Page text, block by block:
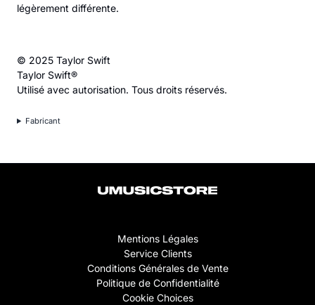
légèrement différente.
© 2025 Taylor Swift
Taylor Swift®
Utilisé avec autorisation. Tous droits réservés.
Fabricant
Mentions Légales
Service Clients
Conditions Générales de Vente
Politique de Confidentialité
Cookie Choices